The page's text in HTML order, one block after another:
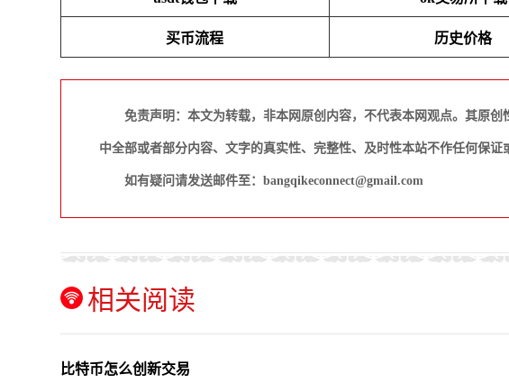
买币流程 历史价格
免责声明：本文为转载，非本网原创内容，不代表本网观点。其原
中全部或者部分内容、文字的真实性、完整性、及时性本站不作任何保证
如有疑问请发送邮件至：bangqikeconnect@gmail.com
相关阅读
比特币怎么创新交易